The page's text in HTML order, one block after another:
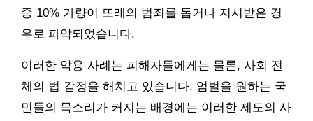
중 10% 가량이 또래의 범죄를 돕거나 지시받은 경
우로 파악되었습니다.
이러한 악용 사례는 피해자들에게는 물론, 사회 전
체의 법 감정을 해치고 있습니다. 엄벌을 원하는 국
민들의 목소리가 커지는 배경에는 이러한 제도의 사